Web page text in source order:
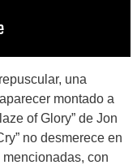
una
montado a
of Glory” de Jon
no desmerece en
con